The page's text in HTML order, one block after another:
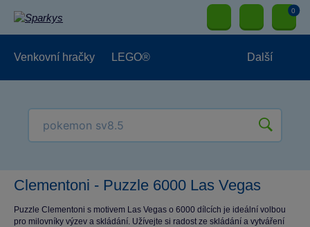
0
Venkovní hračky LEGO® Další
Clementoni - Puzzle 6000 Las Vegas
Puzzle Clementoni s motivem Las Vegas o 6000 dílcích je ideální volbou
pro milovníky výzev a skládání. Užívejte si radost ze skládání a vytváření